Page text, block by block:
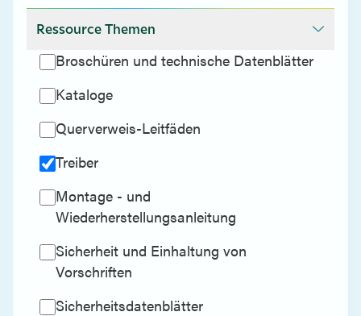
Ressource Themen
Broschüren und technische Datenblätter
Kataloge
Querverweis-Leitfäden
Treiber
Montage - und
Wiederherstellungsanleitung
Sicherheit und Einhaltung von
Vorschriften
Sicherheitsdatenblätter